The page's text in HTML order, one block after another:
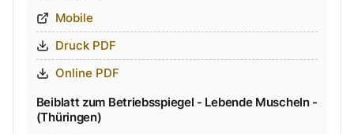
Mobile
Druck PDF
Online PDF
Beiblatt zum Betriebsspiegel - Lebende Muscheln -
(Thüringen)